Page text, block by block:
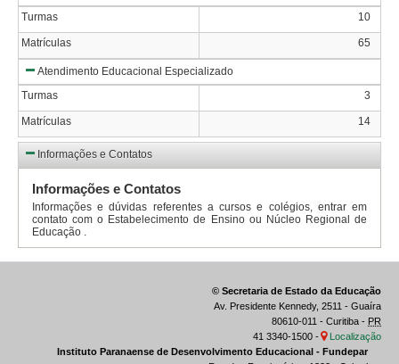
Turmas
10
Matrículas 65
Atendimento Educacional Especializado
Turmas
3
Matrículas 14
Informações e Contatos
Informações e Contatos
Informações e dúvidas referentes a cursos e colégios, entrar em
contato com o Estabelecimento de Ensino ou Núcleo Regional de
Educação .
© Secretaria de Estado da Educação
Av. Presidente Kennedy, 2511 - Guaíra
80610-011 - Curitiba - PR
41 3340-1500 -
Localização
Instituto Paranaense de Desenvolvimento Educacional - Fundepar